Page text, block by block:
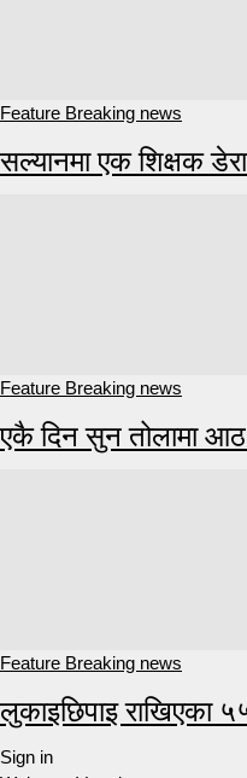
Feature Breaking news
सल्यानमा एक शिक्षक
Feature Breaking news
एकै दिन सुन तोलामा
Feature Breaking news
लुकाइछिपाइ राखिएका
Sign in